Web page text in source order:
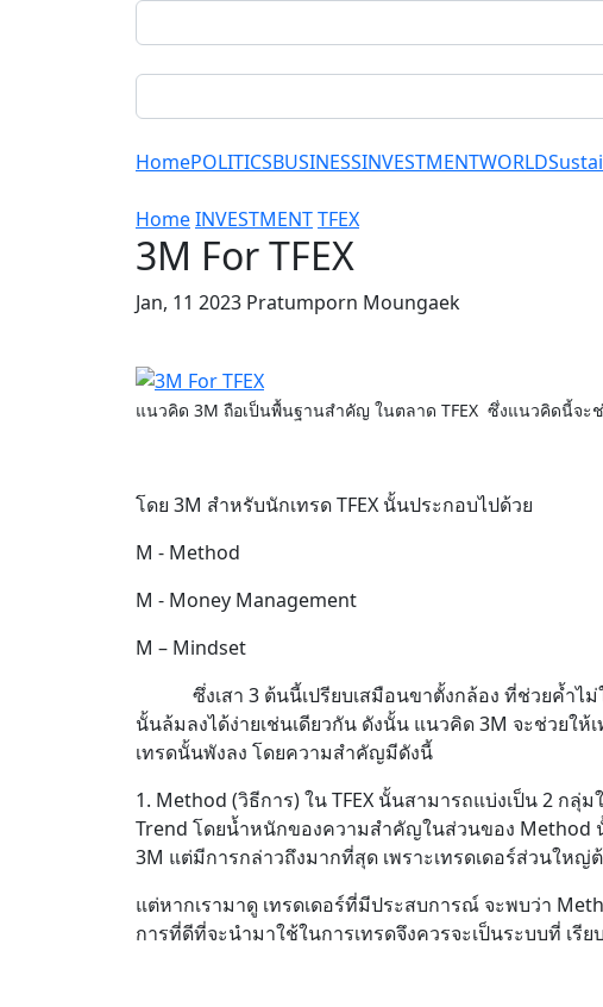
HomePOLITICSBUSINESSINVESTMENTWORLD
HomeINVESTMENTTFEX
3M For TFEX
Jan, 11 2023 Pratumporn Moungaek
แนวคิด 3M ถือเป็นพื้นฐานสำคัญ ในตลาด TFEX ซึ่งแนวคิดนี้จะ
โดย 3M สำหรับนักเทรด TFEX นั้นประกอบไปด้วย
M - Method
M - Money Management
M – Mindset
ซึ่งเสา 3 ต้นนี้เปรียบเสมือนขาตั้งกล้อง ที่ช่วยค้ำไม่
นั้นล้มลงได้ง่ายเช่นเดียวกัน ดังนั้น แนวคิด 3M จะช่วยให้
เทรดนั้นพังลง โดยความสำคัญมีดังนี้
1. Method (วิธีการ) ใน TFEX นั้นสามารถแบ่งเป็น 2 ก
Trend โดยน้ำหนักของความสำคัญในส่วนของ
3M แต่มีการกล่าวถึงมากที่สุด เพราะเทรดเดอร์ส่วนให
แต่หากเรามาดู เทรดเดอร์ที่มีประสบการณ์ จะพบว่า
การที่ดีที่จะนำมาใช้ในการเทรดจึงควรจะเป็นระบบที่ เรี